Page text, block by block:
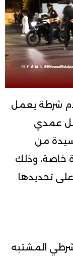
شرطة يعمل
عمدي
من
خاصة، وذلك
تحديدها
المشتبه